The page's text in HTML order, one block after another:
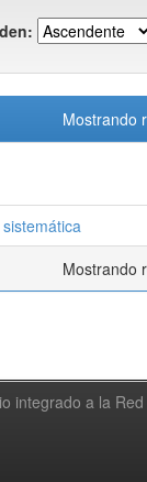
Mostrando
Mostrando
integrado a la